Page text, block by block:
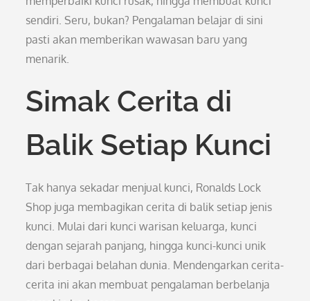
sendiri. Seru, bukan? Pengalaman belajar di sini
pasti akan memberikan wawasan baru yang
menarik.
Simak Cerita di
Balik Setiap Kunci
Tak hanya sekadar menjual kunci, Ronalds Lock
Shop juga membagikan cerita di balik setiap jenis
kunci. Mulai dari kunci warisan keluarga, kunci
dengan sejarah panjang, hingga kunci-kunci unik
dari berbagai belahan dunia. Mendengarkan cerita-
cerita ini akan membuat pengalaman berbelanja